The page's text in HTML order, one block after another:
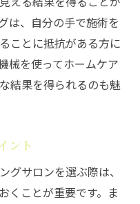
は、自分の手で施術を
ことに抵抗がある方に
械を使ってホームケア
結果を得られるのも魅
ント
グサロンを選ぶ際は、
くことが重要です。ま